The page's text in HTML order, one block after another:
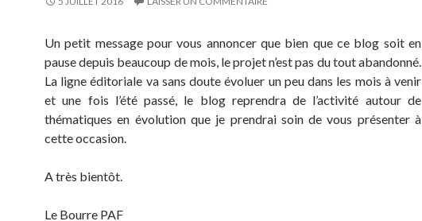
Un petit message pour vous annoncer que bien que ce blog soit en
pause depuis beaucoup de mois, le projet n’est pas du tout abandonné.
La ligne éditoriale va sans doute évoluer un peu dans les mois à venir
et une fois l’été passé, le blog reprendra de l’activité autour de
thématiques en évolution que je prendrai soin de vous présenter à
cette occasion.
A très bientôt.
Le Bourre PAF